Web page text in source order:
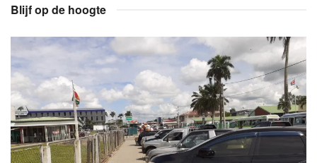
Blijf op de hoogte